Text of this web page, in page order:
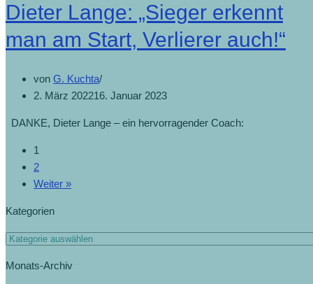
Dieter Lange: „Sieger erkennt
man am Start, Verlierer auch!“
von G. Kuchta
2. März 202216. Januar 2023
DANKE, Dieter Lange – ein hervorragender Coach:
1
2
Weiter »
Kategorien
Monats-Archiv